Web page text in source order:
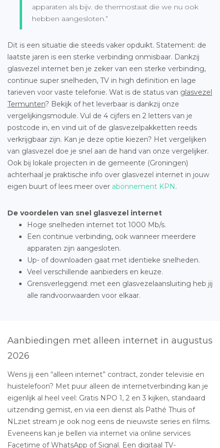
apparaten als bijv. de thermostaat die we nu ook
hebben aangesloten.”
Dit is een situatie die steeds vaker opduikt. Statement: de
laatste jaren is een sterke verbinding onmisbaar. Dankzij
glasvezel internet ben je zeker van een sterke verbinding,
continue super snelheden, TV in high definition en lage
tarieven voor vaste telefonie. Wat is de status van glasvezel
Termunten? Bekijk of het leverbaar is dankzij onze
vergelijkingsmodule. Vul de 4 cijfers en 2 letters van je
postcode in, en vind uit of de glasvezelpakketten reeds
verkrijgbaar zijn. Kan je deze optie kiezen? Het vergelijken
van glasvezel doe je snel aan de hand van onze vergelijker.
Ook bij lokale projecten in de gemeente (Groningen)
achterhaal je praktische info over glasvezel internet in jouw
eigen buurt of lees meer over abonnement KPN.
De voordelen van snel glasvezel internet
Hoge snelheden internet tot 1000 Mb/s.
Een continue verbinding, ook wanneer meerdere
apparaten zijn aangesloten.
Up- of downloaden gaat met identieke snelheden.
Veel verschillende aanbieders en keuze.
Grensverleggend: met een glasvezelaansluiting heb jij
alle randvoorwaarden voor elkaar.
Aanbiedingen met alleen internet in augustus
2026
Wens jij een “alleen internet” contract, zonder televisie en
huistelefoon? Met puur alleen de internetverbinding kan je
eigenlijk al heel veel: Gratis NPO 1, 2 en 3 kijken, standaard
uitzending gemist, en via een dienst als Pathé Thuis of
NLziet stream je ook nog eens de nieuwste series en films.
Eveneens kan je bellen via internet via online services
Facetime of WhatsApp of Signal. Een digitaal TV-